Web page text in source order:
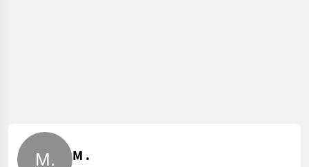
M .